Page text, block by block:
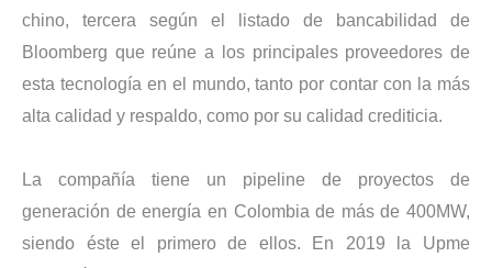
chino, tercera según el listado de bancabilidad de
Bloomberg que reúne a los principales proveedores de
esta tecnología en el mundo, tanto por contar con la más
alta calidad y respaldo, como por su calidad crediticia.
La compañía tiene un pipeline de proyectos de
generación de energía en Colombia de más de 400MW,
siendo éste el primero de ellos. En 2019 la Upme